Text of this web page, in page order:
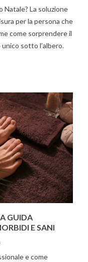
Natale? La soluzione
per la persona che
come sorprendere il
sotto l’albero.
GUIDA
E SANI
e come